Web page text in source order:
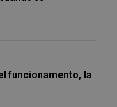
funcionamento, la